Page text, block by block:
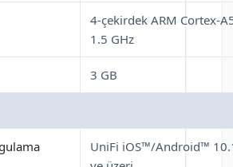
4-çekirdek ARM Cortex-
1.5 GHz
3 GB
UniFi iOS™/Android™